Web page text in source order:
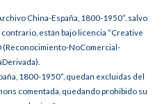
China-España, 1800-1950”, salvo
están bajo licencia “Creative
(Reconocimiento-NoComercial-
1800-1950”, quedan excluidas del
comentada, quedando prohibido su